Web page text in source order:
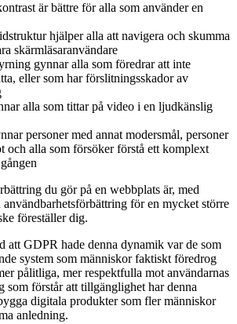
är bättre för alla som använder en
hjälper alla att navigera och skumma
skärmläsaranvändare
gynnar alla som föredrar att inte
eller som har förslitningsskador av
alla som tittar på video i en ljudkänslig
personer med annat modersmål, personer
och alla som försöker förstå ett komplext
du gör på en webbplats är, med
användbarhetsförbättring för en mycket större
föreställer dig.
att GDPR hade denna dynamik var de som
system som människor faktiskt föredrog
pålitliga, mer respektfulla mot användarnas
som förstår att tillgänglighet har denna
digitala produkter som fler människor
anledning.